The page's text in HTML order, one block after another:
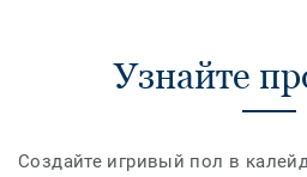
Узнайте
Создайте игривый пол в